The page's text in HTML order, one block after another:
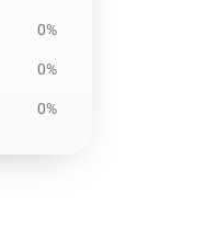
0%
0%
0%